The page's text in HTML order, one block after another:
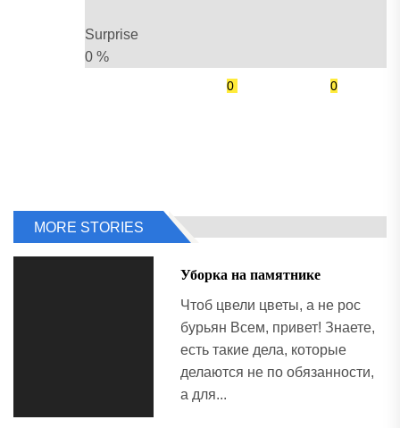
Surprise
0 %
0 0
MORE STORIES
Уборка на памятнике
Чтоб цвели цветы, а не рос
бурьян Всем, привет! Знаете,
есть такие дела, которые
делаются не по обязанности,
а для...